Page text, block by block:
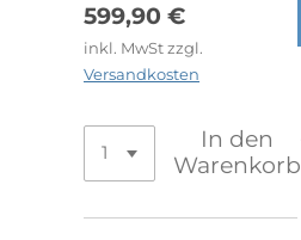
599,90 €
inkl. MwSt zzgl.
Versandkosten
In den
Warenkorb